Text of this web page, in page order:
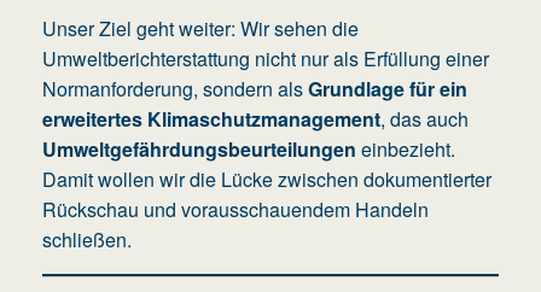
Unser Ziel geht weiter: Wir sehen die
Umweltberichterstattung nicht nur als Erfüllung einer
Normanforderung, sondern alsGrundlage für ein
erweitertes Klimaschutzmanagement, das auch
Umweltgefährdungsbeurteilungen einbezieht.
Damit wollen wir die Lücke zwischen dokumentierter
Rückschau und vorausschauendem Handeln
schließen.